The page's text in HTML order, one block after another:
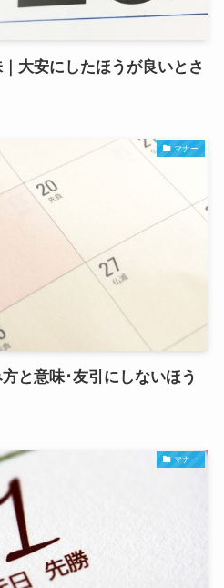
大安にしたほうが良いとさ
マナー
と意味･友引にしないほう
マナー